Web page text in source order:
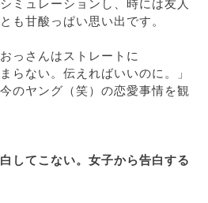
ミュレーションし、時には友人
も甘酸っぱい思い出です。
っさんはストレートに
らない。伝えればいいのに。」
のヤング（笑）の恋愛事情を観
してこない。女子から告白する